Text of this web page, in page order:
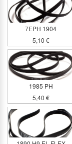
7EPH 1904
5,10 €
1985 PH
5,40 €